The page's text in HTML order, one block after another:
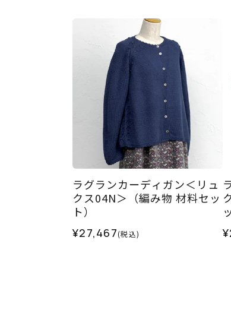
ラグランカーディガン＜リュ
クス04N＞（編み物 材料セッ
ト）
¥27,467(税込)